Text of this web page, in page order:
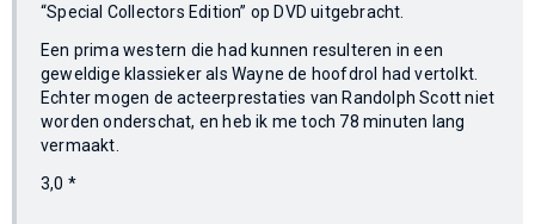
“Special Collectors Edition” op DVD uitgebracht.
Een prima western die had kunnen resulteren in een
geweldige klassieker als Wayne de hoofdrol had vertolkt.
Echter mogen de acteerprestaties van Randolph Scott niet
worden onderschat, en heb ik me toch 78 minuten lang
vermaakt.
3,0 *